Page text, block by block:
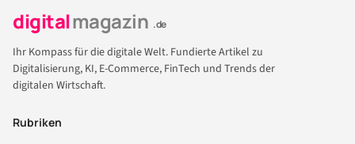
digitalmagazin .de
Ihr Kompass für die digitale Welt. Fundierte Artikel zu
Digitalisierung, KI, E-Commerce, FinTech und Trends der
digitalen Wirtschaft.
Rubriken